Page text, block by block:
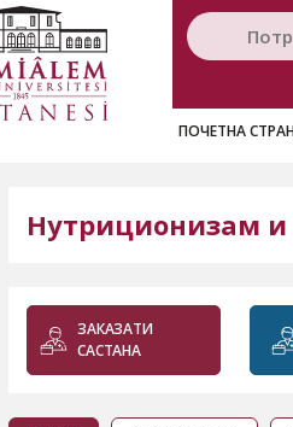
ПОЧЕТНА
Нутриционизам и
ЗАКАЗАТИ
САСТАНА